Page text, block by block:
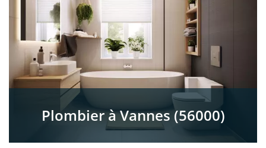
Plombier à Vannes (56000)